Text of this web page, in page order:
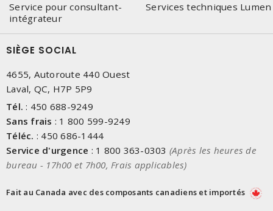
Service pour consultant-
intégrateur
Services techniques Lumen
SIÈGE SOCIAL
4655, Autoroute 440 Ouest
Laval, QC, H7P 5P9
Tél. : 450 688-9249
Sans frais : 1 800 599-9249
Téléc. : 450 686-1444
Service d'urgence : 1 800 363-0303 (Après les heures de
bureau - 17h00 et 7h00, Frais applicables)
Fait au Canada avec des composants canadiens et importés